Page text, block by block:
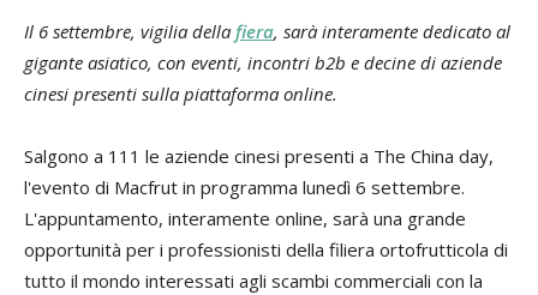
Il 6 settembre, vigilia della fiera, sarà interamente dedicato al
gigante asiatico, con eventi, incontri b2b e decine di aziende
cinesi presenti sulla piattaforma online.
Salgono a 111 le aziende cinesi presenti a The China day,
l'evento di Macfrut in programma lunedì 6 settembre.
L'appuntamento, interamente online, sarà una grande
opportunità per i professionisti della filiera ortofrutticola di
tutto il mondo interessati agli scambi commerciali con la